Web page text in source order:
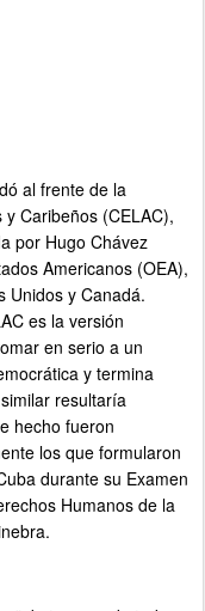
al frente de la
Caribeños (CELAC),
por Hugo Chávez
Americanos (OEA),
Unidos y Canadá.
es la versión
en serio a un
y termina
resultaría
hecho fueron
los que formularon
durante su Examen
Humanos de la